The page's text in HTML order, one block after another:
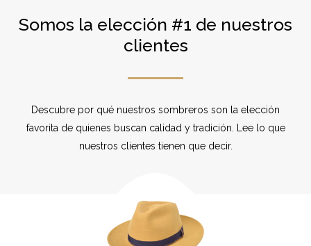
Somos la elección #1 de nuestros
clientes
Descubre por qué nuestros sombreros son la elección
favorita de quienes buscan calidad y tradición. Lee lo que
nuestros clientes tienen que decir.